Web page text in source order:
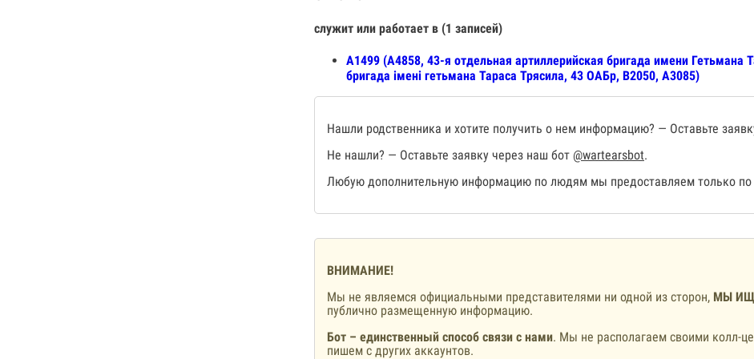
служит или работает в (1 записей)
А1499 (А4858, 43-я отдельная артиллерийская бригада имени Гетьмана
бригада імені гетьмана Тараса Трясила, 43 ОАБр, В2050, А3085)
Нашли родственника и хотите получить о нем информацию? — Оставьте
Не нашли? — Оставьте заявку через наш бот @wartearsbot.
Любую дополнительную информацию по людям мы предоставляем только по
ВНИМАНИЕ!
Мы не являемся официальными представителями ни одной из сторон, МЫ
публично размещенную информацию.
Бот – единственный способ связи с нами. Мы не располагаем своими колл-
пишем с других аккаунтов.